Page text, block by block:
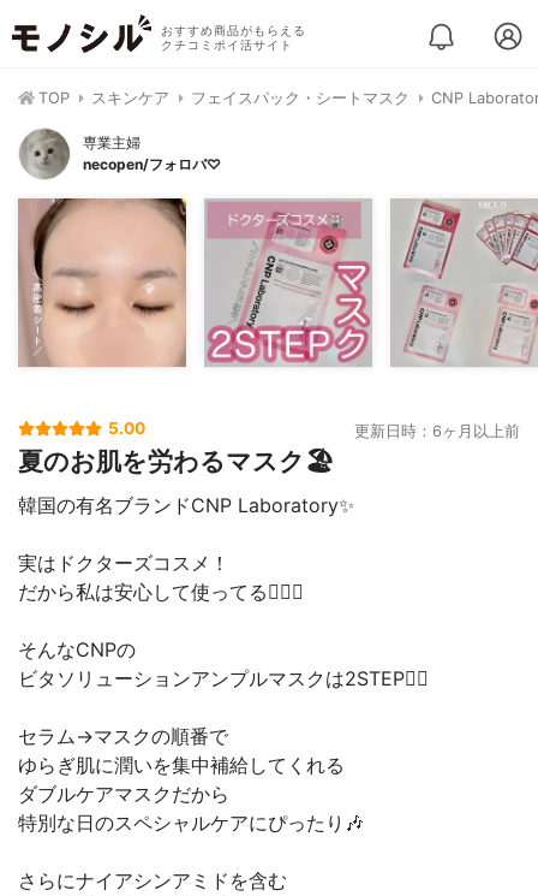
おすすめ商品がもらえる
クチコミポイ活サイト
TOP スキンケア フェイスパック・シートマスク CNP
専業主婦
necopen/フォロバ♡
5.00 更新日時：6ヶ月以上前
夏のお肌を労わるマスク🏖
韓国の有名ブランドCNP Laboratory✨
実はドクターズコスメ！
だから私は安心して使ってる😮‍💨💕
そんなCNPの
ビタソリューションアンプルマスクは2STEP✌🏻
セラム→マスクの順番で
ゆらぎ肌に潤いを集中補給してくれる
ダブルケアマスクだから
特別な日のスペシャルケアにぴったり🎶
さらにナイアシンアミドを含む